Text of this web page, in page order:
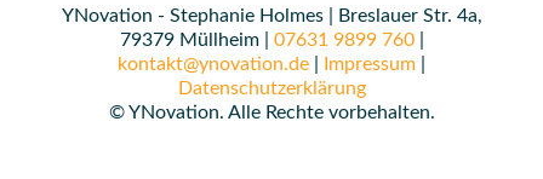
YNovation - Stephanie Holmes | Breslauer Str. 4a,
79379 Müllheim | 07631 9899 760|
kontakt@ynovation.de
Impressum
Datenschutzerklärung
© YNovation. Alle Rechte vorbehalten.